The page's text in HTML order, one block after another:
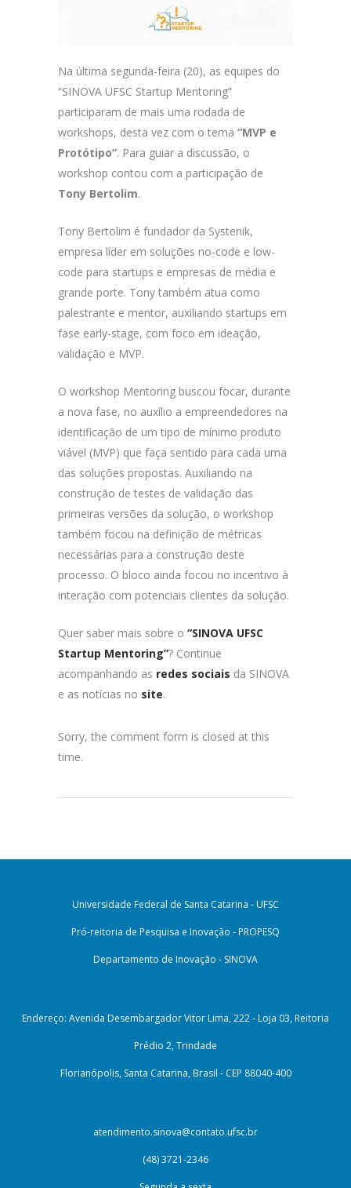
Na última segunda-feira (20), as equipes do
“SINOVA UFSC Startup Mentoring”
participaram de mais uma rodada de
workshops, desta vez com o tema “MVP e
Protótipo”. Para guiar a discussão, o
workshop contou com a participação de
Tony Bertolim.
Tony Bertolim é fundador da Systenik,
empresa líder em soluções no-code e low-
code para startups e empresas de média e
grande porte. Tony também atua como
palestrante e mentor, auxiliando startups em
fase early-stage, com foco em ideação,
validação e MVP.
O workshop Mentoring buscou focar, durante
a nova fase, no auxílio a empreendedores na
identificação de um tipo de mínimo produto
viável (MVP) que faça sentido para cada uma
das soluções propostas. Auxiliando na
construção de testes de validação das
primeiras versões da solução, o workshop
também focou na definição de métricas
necessárias para a construção deste
processo. O bloco ainda focou no incentivo à
interação com potenciais clientes da solução.
Quer saber mais sobre o “SINOVA UFSC
Startup Mentoring”? Continue
acompanhando as redes sociais da SINOVA
e as notícias no site.
Sorry, the comment form is closed at this
time.
Universidade Federal de Santa Catarina - UFSC
Pró-reitoria de Pesquisa e Inovação - PROPESQ
Departamento de Inovação - SINOVA
Endereço: Avenida Desembargador Vitor Lima, 222 - Loja 03, Reitoria
Prédio 2, Trindade
Florianópolis, Santa Catarina, Brasil - CEP 88040-400
atendimento.sinova@contato.ufsc.br
(48) 3721-2346